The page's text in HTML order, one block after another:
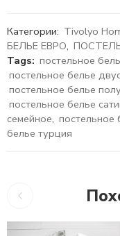
Категории: Tivolyo
БЕЛЬЕ ЕВРО,
Tags: постельное
постельное белье
постельное белье
постельное белье
семейное, постельное
белье турция